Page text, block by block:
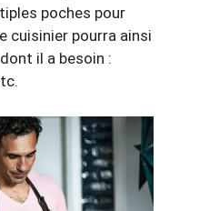
poches pour
cuisinier pourra ainsi
il a besoin :